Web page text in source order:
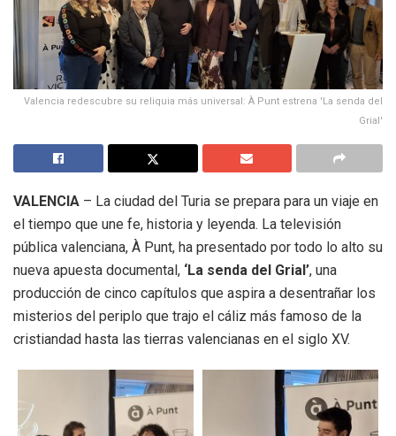
Valencia redescubre su reliquia más universal: À Punt estrena 'La senda del
Grial'
VALENCIA – La ciudad del Turia se prepara para un viaje en
el tiempo que une fe, historia y leyenda. La televisión
pública valenciana, À Punt, ha presentado por todo lo alto su
nueva apuesta documental, ‘La senda del Grial’, una
producción de cinco capítulos que aspira a desentrañar los
misterios del periplo que trajo el cáliz más famoso de la
cristiandad hasta las tierras valencianas en el siglo XV.